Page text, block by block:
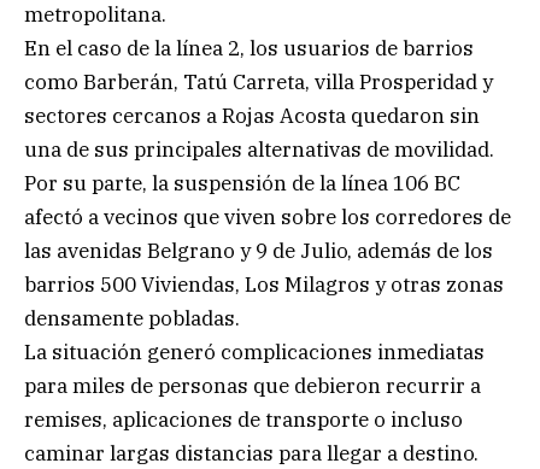
metropolitana.
En el caso de la línea 2, los usuarios de barrios
como Barberán, Tatú Carreta, villa Prosperidad y
sectores cercanos a Rojas Acosta quedaron sin
una de sus principales alternativas de movilidad.
Por su parte, la suspensión de la línea 106 BC
afectó a vecinos que viven sobre los corredores de
las avenidas Belgrano y 9 de Julio, además de los
barrios 500 Viviendas, Los Milagros y otras zonas
densamente pobladas.
La situación generó complicaciones inmediatas
para miles de personas que debieron recurrir a
remises, aplicaciones de transporte o incluso
caminar largas distancias para llegar a destino.